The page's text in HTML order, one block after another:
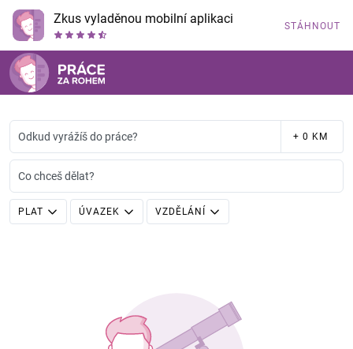
Zkus vyladěnou mobilní aplikaci STÁHNOUT
Odkud vyrážíš do práce? + 0 KM
Co chceš dělat?
PLAT ÚVAZEK VZDĚLÁNÍ